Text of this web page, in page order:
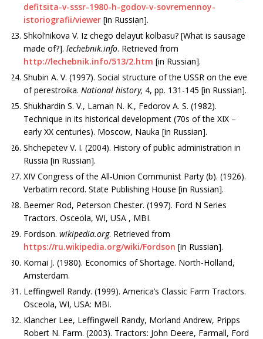
defitsita-v-sssr-1980-h-godov-v-sovremennoy-
istoriografii/viewer [in Russian].
Shkol’nikova V. Iz chego delayut kolbasu? [What is sausage
made of?]. lechebnik.info. Retrieved from
http://lechebnik.info/513/2.htm [in Russian].
Shubin A. V. (1997). Social structure of the USSR on the eve
of perestroika. National history, 4, рр. 131-145 [in Russian].
Shukhardin S. V., Laman N. K., Fedorov A. S. (1982).
Technique in its historical development (70s of the XIX –
early XX centuries). Moscow, Nauka [in Russian].
Shchepetev V. I. (2004). History of public administration in
Russia [in Russian].
XIV Congress of the All-Union Communist Party (b). (1926).
Verbatim record. State Publishing House [in Russian].
Beemer Rod, Peterson Chester. (1997). Ford N Series
Tractors. Osceola, WI, USA , MBI.
Fordson. wikipedia.org. Retrieved from
https://ru.wikipedia.org/wiki/Fordson [in Russian].
Kornai J. (1980). Economics of Shortage. North-Holland,
Amsterdam.
Leffingwell Randy. (1999). America’s Classic Farm Tractors.
Osceola, WI, USA: MBI.
Klancher Lee, Leffingwell Randy, Morland Andrew, Pripps
Robert N. Farm. (2003). Tractors: John Deere, Farmall, Ford